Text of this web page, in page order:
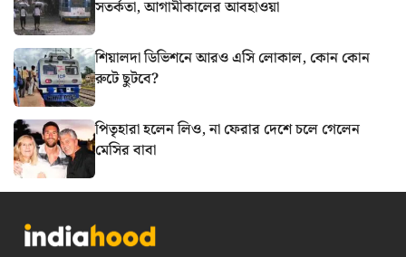
সতর্কতা, আগামীকালের আবহাওয়া
শিয়ালদা ডিভিশনে আরও এসি লোকাল, কোন কোন
রুটে ছুটবে?
পিতৃহারা হলেন লিও, না ফেরার দেশে চলে গেলেন
মেসির বাবা